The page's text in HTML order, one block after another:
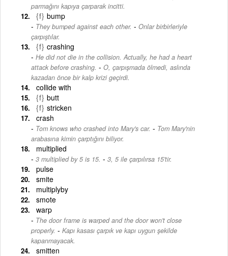
parmağını kapıya çarparak incitti.
{f} bump
They bumped against each other. - Onlar birbirleriyle
çarpıştılar.
{f} crashing
He did not die in the collision. Actually, he had a heart
attack before crashing. - O, çarpışmada ölmedi, aslında
kazadan önce bir kalp krizi geçirdi.
collide with
{f} butt
{f} stricken
crash
Tom knows who crashed into Mary's car. - Tom Mary'nin
arabasına kimin çarptığını biliyor.
multiplied
3 multiplied by 5 is 15. - 3, 5 ile çarpılırsa 15'tir.
pulse
smite
multiplyby
smote
warp
The door frame is warped and the door won't close
properly. - Kapı kasası çarpık ve kapı uygun şekilde
kapanmayacak.
smitten